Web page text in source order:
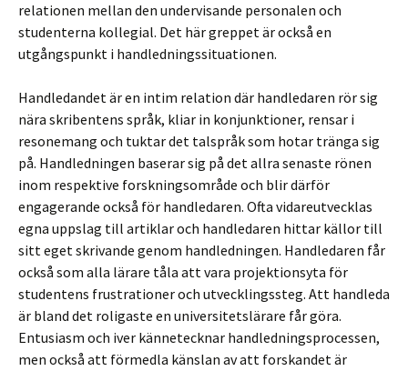
relationen mellan den undervisande personalen och
studenterna kollegial. Det här greppet är också en
utgångspunkt i handledningssituationen.
Handledandet är en intim relation där handledaren rör sig
nära skribentens språk, kliar in konjunktioner, rensar i
resonemang och tuktar det talspråk som hotar tränga sig
på. Handledningen baserar sig på det allra senaste rönen
inom respektive forskningsområde och blir därför
engagerande också för handledaren. Ofta vidareutvecklas
egna uppslag till artiklar och handledaren hittar källor till
sitt eget skrivande genom handledningen. Handledaren får
också som alla lärare tåla att vara projektionsyta för
studentens frustrationer och utvecklingssteg. Att handleda
är bland det roligaste en universitetslärare får göra.
Entusiasm och iver kännetecknar handledningsprocessen,
men också att förmedla känslan av att forskandet är